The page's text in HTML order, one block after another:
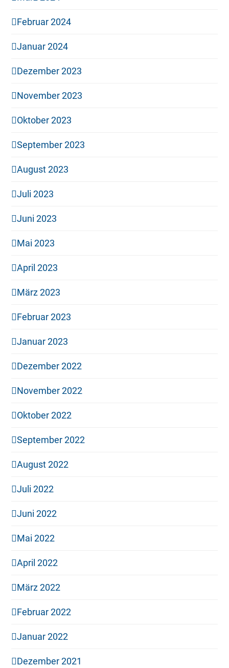
Februar 2024
Januar 2024
Dezember 2023
November 2023
Oktober 2023
September 2023
August 2023
Juli 2023
Juni 2023
Mai 2023
April 2023
März 2023
Februar 2023
Januar 2023
Dezember 2022
November 2022
Oktober 2022
September 2022
August 2022
Juli 2022
Juni 2022
Mai 2022
April 2022
März 2022
Februar 2022
Januar 2022
Dezember 2021